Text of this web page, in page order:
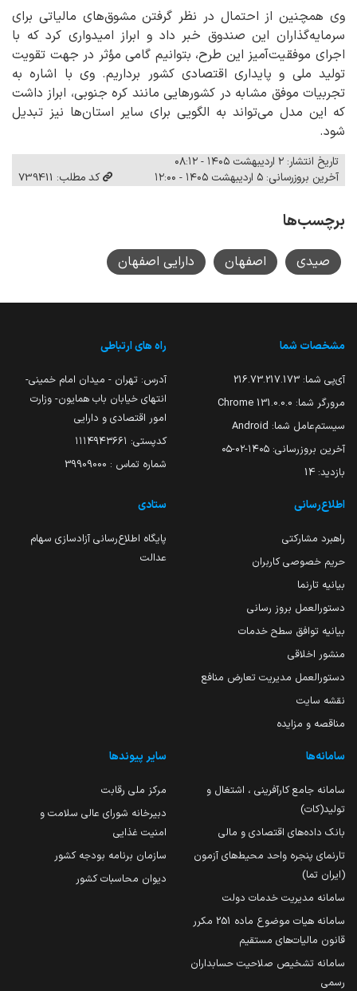
وی همچنین از احتمال در نظر گرفتن مشوق‌های مالیاتی برای
سرمایه‌گذاران این صندوق خبر داد و ابراز امیدواری کرد که با
اجرای موفقیت‌آمیز این طرح، بتوانیم گامی مؤثر در جهت تقویت
تولید ملی و پایداری اقتصادی کشور برداریم. وی با اشاره به
تجربیات موفق مشابه در کشورهایی مانند کره جنوبی، ابراز داشت
که این مدل می‌تواند به الگویی برای سایر استان‌ها نیز تبدیل
شود.
تاریخ انتشار: ۲ اردیبهشت ۱۴۰۵ - ۰۸:۱۲
آخرین بروزرسانی: ۵ اردیبهشت ۱۴۰۵ - ۱۲:۰۰
کد مطلب: 739411
برچسب‌ها
صیدی اصفهان دارایی اصفهان
مشخصات شما
آی‌پی شما: 216.73.217.173
مرورگر شما: 131.0.0.0 Chrome
سیستم‌عامل شما: Android
آخرین بروزرسانی: ۱۴۰۵-۰۲-۰۵
بازدید: 14
راه های ارتباطی
آدرس: تهران - میدان امام خمینی-
انتهای خیابان باب همایون- وزارت
امور اقتصادی و دارایی
کدپستی: ۱۱۱۴۹۴۳۶۶۱
شماره تماس : 39909000
اطلاع‌رسانی
راهبرد مشارکتی
حریم خصوصی کاربران
بیانیه تارنما
دستورالعمل بروز رسانی
بیانیه توافق سطح خدمات
منشور اخلاقی
دستورالعمل مدیریت تعارض منافع
نقشه سایت
مناقصه و مزایده
ستادی
پایگاه اطلاع‌رسانی آزادسازی سهام
عدالت
سامانه‌ها
سامانه جامع کارآفرینی ، اشتغال و
تولید(کات)
بانک داده‌های اقتصادی و مالی
تارنمای پنجره واحد محیط‌های آزمون
(ایران تما)
سامانه مدیریت خدمات دولت
سامانه هیات موضوع ماده 251 مکرر
قانون مالیات‌های مستقیم
سامانه تشخیص صلاحیت حسابداران
رسمی
سایر پیوندها
مرکز ملی رقابت
دبیرخانه شورای عالی سلامت و
امنیت غذایی
سازمان برنامه بودجه کشور
دیوان محاسبات کشور